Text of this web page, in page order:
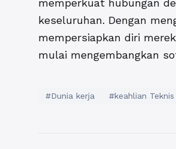
memperkuat hubungan
keseluruhan. Dengan
mempersiapkan diri
mulai mengembangkan
#Dunia kerja #keahlian Teknis